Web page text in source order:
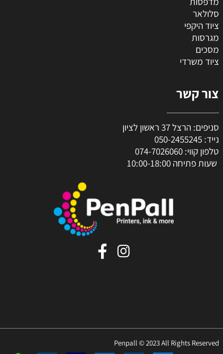
סלולאר
ציוד היקפי
מגרסות
מסכים
ציוד משרדי
צור קשר
סניפים: הרצל 37 ראשון לציון
נייד: 050-2455245
טלפון קווי: 074-7026060
שעות פתיחה 10:00-18:00
Penpall © 2023 All Rights Reserved